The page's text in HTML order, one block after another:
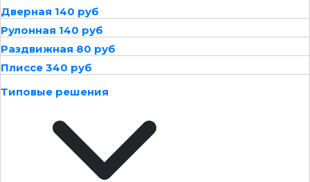
Дверная 140 руб
Рулонная 140 руб
Раздвижная 80 руб
Плиссе 340 руб
Типовые решения